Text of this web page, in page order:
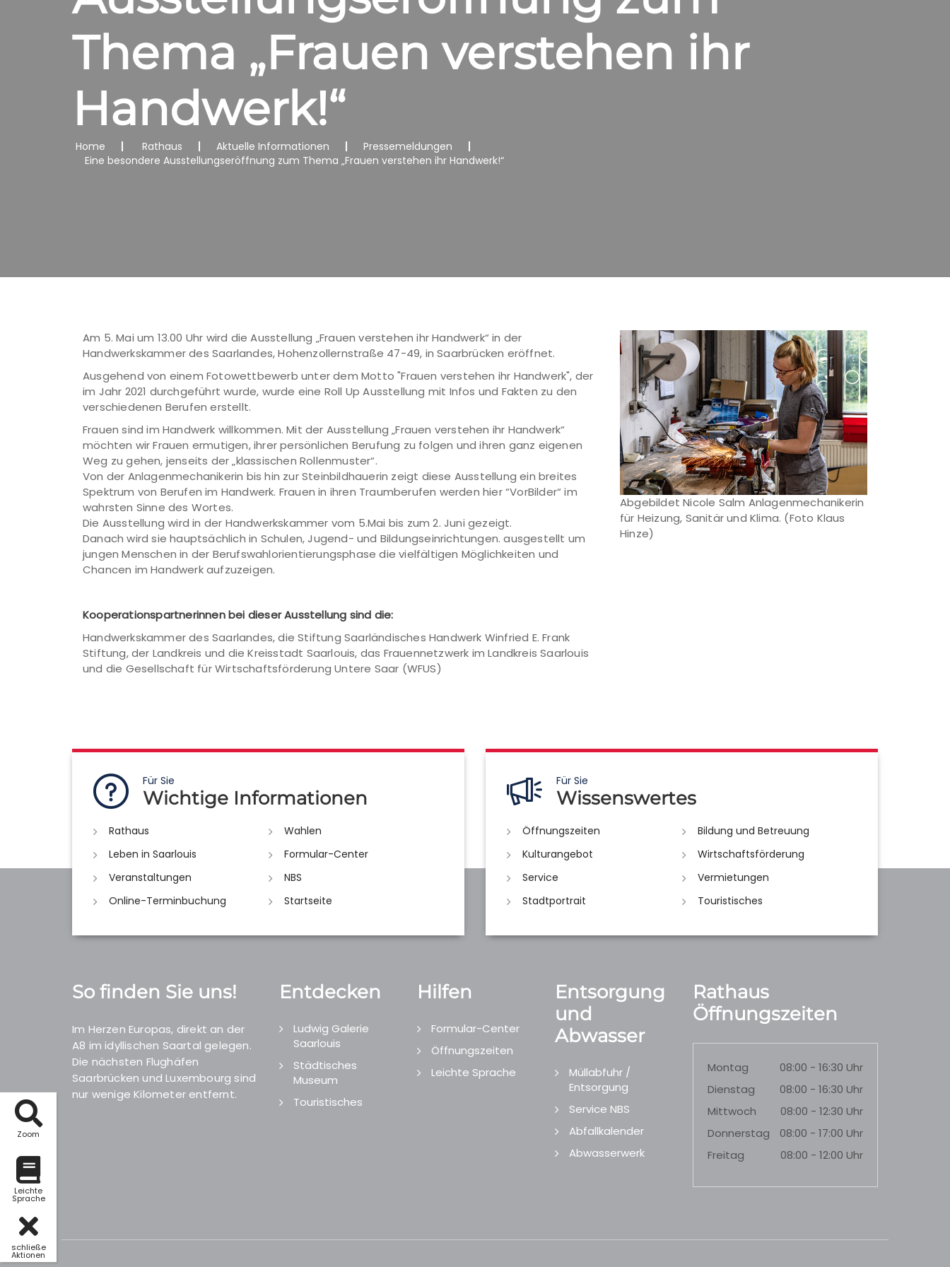
Zoom
Leichte
Sprache
schließe
Aktionen
Thema „Frauen verstehen ihr
Handwerk!“
Home Rathaus Aktuelle Informationen
Pressemeldungen
Eine besondere Ausstellungseröffnung zum Thema „Frauen verstehen ihr Handwerk!“
Am 5. Mai um 13.00 Uhr wird die Ausstellung „Frauen verstehen ihr Handwerk“ in der
Handwerkskammer des Saarlandes, Hohenzollernstraße 47-49, in Saarbrücken eröffnet.
Ausgehend von einem Fotowettbewerb unter dem Motto "Frauen verstehen ihr Handwerk", der
im Jahr 2021 durchgeführt wurde, wurde eine Roll Up Ausstellung mit Infos und Fakten zu den
verschiedenen Berufen erstellt.
Frauen sind im Handwerk willkommen. Mit der Ausstellung „Frauen verstehen ihr Handwerk“
möchten wir Frauen ermutigen, ihrer persönlichen Berufung zu folgen und ihren ganz eigenen
Weg zu gehen, jenseits der „klassischen Rollenmuster“.
Von der Anlagenmechanikerin bis hin zur Steinbildhauerin zeigt diese Ausstellung ein breites
Spektrum von Berufen im Handwerk. Frauen in ihren Traumberufen werden hier “VorBilder“ im
wahrsten Sinne des Wortes.
Die Ausstellung wird in der Handwerkskammer vom 5.Mai bis zum 2. Juni gezeigt.
Danach wird sie hauptsächlich in Schulen, Jugend- und Bildungseinrichtungen. ausgestellt um
jungen Menschen in der Berufswahlorientierungsphase die vielfältigen Möglichkeiten und
Chancen im Handwerk aufzuzeigen.
Kooperationspartnerinnen bei dieser Ausstellung sind die:
Handwerkskammer des Saarlandes, die Stiftung Saarländisches Handwerk Winfried E. Frank
Stiftung, der Landkreis und die Kreisstadt Saarlouis, das Frauennetzwerk im Landkreis Saarlouis
und die Gesellschaft für Wirtschaftsförderung Untere Saar (WFUS)
Abgebildet Nicole Salm Anlagenmechanikerin
für Heizung, Sanitär und Klima. (Foto Klaus
Hinze)
Für Sie
Wichtige Informationen
Rathaus
Wahlen
Leben in Saarlouis
Formular-Center
Veranstaltungen
NBS
Online-Terminbuchung
Startseite
Für Sie
Wissenswertes
Öffnungszeiten
Bildung und Betreuung
Kulturangebot
Wirtschaftsförderung
Service
Vermietungen
Stadtportrait
Touristisches
So finden Sie uns!
Im Herzen Europas, direkt an der
A8 im idyllischen Saartal gelegen.
Die nächsten Flughäfen
Saarbrücken und Luxembourg sind
nur wenige Kilometer entfernt.
Entdecken
Ludwig Galerie
Saarlouis
Städtisches
Museum
Touristisches
Hilfen
Formular-Center
Öffnungszeiten
Leichte Sprache
Entsorgung
und
Abwasser
Müllabfuhr /
Entsorgung
Service NBS
Abfallkalender
Abwasserwerk
Rathaus
Öffnungszeiten
Montag
08:00 - 16:30 Uhr
Dienstag
08:00 - 16:30 Uhr
Mittwoch
08:00 - 12:30 Uhr
Donnerstag
08:00 - 17:00 Uhr
Freitag
08:00 - 12:00 Uhr